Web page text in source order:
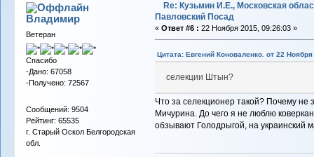
Владимиp
Ветеран
Спасибо
-Дано: 67058
-Получено: 72567
Сообщений: 9504
Рейтинг: 65535
г. Старый Оскол Белгородская
обл.
Re: Кузьмин И.Е., Московская
Павловский Посад
« Ответ #6 : 22 Ноября 2015, 09:26:03 »
Цитата: Евгений Коноваленко. от 22
селекции Штын?
Что за селекционер такой? Почему
Мичурина. До чего я не люблю
обзывают Голодрыгой, на украинский